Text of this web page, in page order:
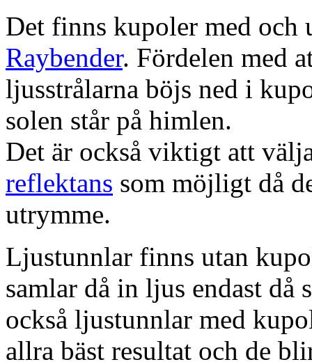
Det finns kupoler med och
Raybender. Fördelen med
ljusstrålarna böjs ned i
solen står på himlen.
Det är också viktigt att
reflektans som möjligt då
utrymme.
Ljustunnlar finns utan
samlar då in ljus endast då
också ljustunnlar med
allra bäst resultat och de